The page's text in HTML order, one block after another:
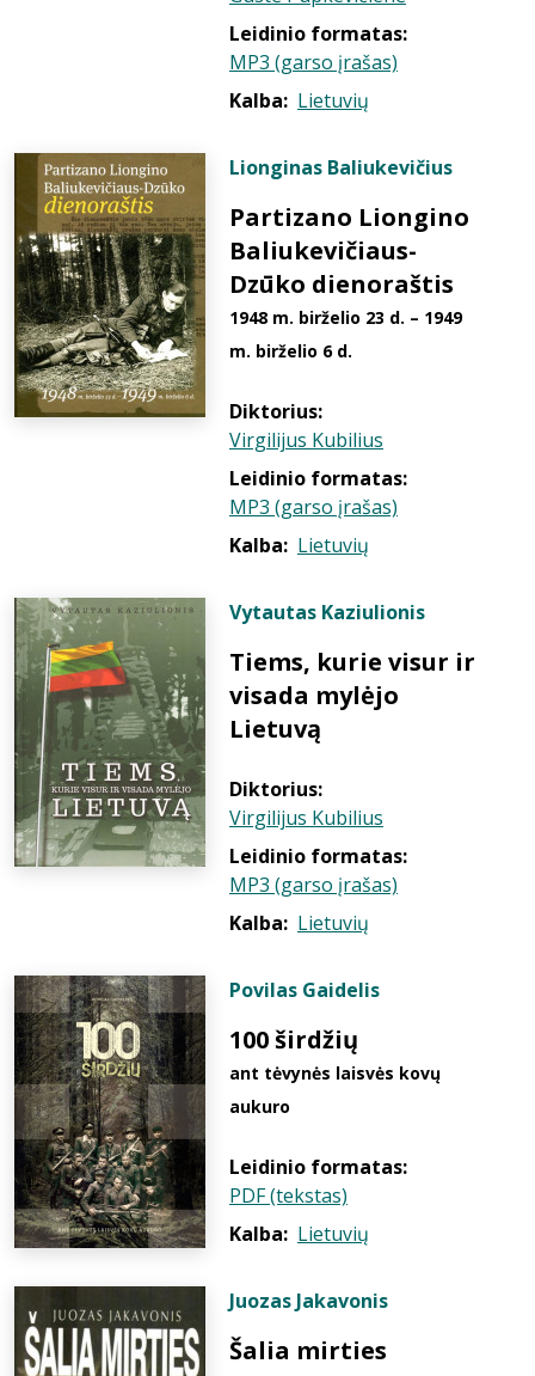
Leidinio formatas:
MP3 (garso įrašas)
Kalba: Lietuvių
Lionginas Baliukevičius
Partizano Liongino
Baliukevičiaus-
Dzūko dienoraštis
1948 m. birželio 23 d. – 1949
m. birželio 6 d.
Diktorius:
Virgilijus Kubilius
Leidinio formatas:
MP3 (garso įrašas)
Kalba: Lietuvių
Vytautas Kaziulionis
Tiems, kurie visur ir
visada mylėjo
Lietuvą
Diktorius:
Virgilijus Kubilius
Leidinio formatas:
MP3 (garso įrašas)
Kalba: Lietuvių
Povilas Gaidelis
100 širdžių
ant tėvynės laisvės kovų
aukuro
Leidinio formatas:
PDF (tekstas)
Kalba: Lietuvių
Juozas Jakavonis
Šalia mirties